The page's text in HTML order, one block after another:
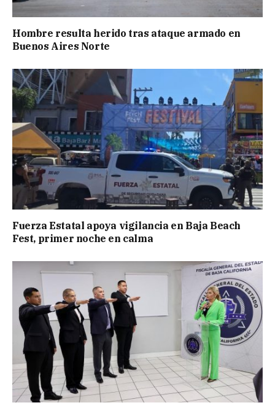
Hombre resulta herido tras ataque armado en
Buenos Aires Norte
Fuerza Estatal apoya vigilancia en Baja Beach
Fest, primer noche en calma